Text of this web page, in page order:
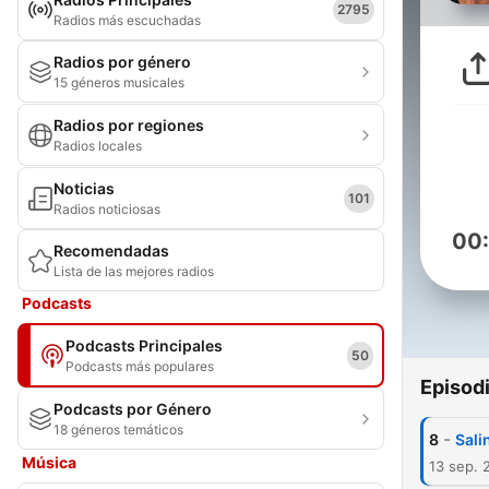
Radios más escuchadas
2795
Radios por género
15 géneros musicales
Radios por regiones
Radios locales
Noticias
Radios noticiosas
101
Recomendadas
Lista de las mejores radios
Podcasts
Podcasts Principales
Podcasts más populares
50
Podcasts por Género
18 géneros temáticos
Música
8 -
13 sep.